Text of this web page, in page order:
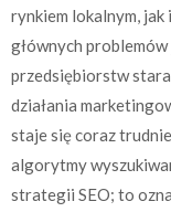
rynkiem lokalnym, jak
głównych
przedsiębiorstw
działania
staje się coraz
algorytmy
strategii SEO; to